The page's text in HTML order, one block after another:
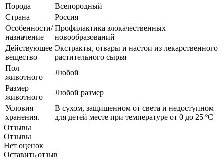
Порода
Всепородный
Страна
Россия
Особенности/
назначение
Профилактика злокачественных
новообразований
Действующее
вещество
Экстракты, отвары и настои из лекарственного
растительного сырья
Пол
животного
Любой
Размер
животного
Любой размер
Условия
хранения.
В сухом, защищенном от света и недоступном
для детей месте при температуре от 0 до 25 ºС
Отзывы
Отзывы
Нет оценок
Оставить отзыв